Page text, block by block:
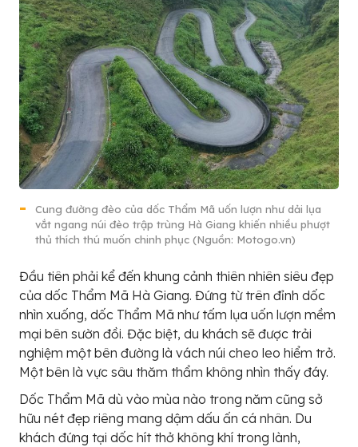
Cung đường đèo của dốc Thẩm Mã uốn lượn như dải lụa
vắt ngang núi đèo trập trùng Hà Giang khiến nhiều phượt
thủ thích thú muốn chinh phục (Nguồn: Motogo.vn)
Đầu tiên phải kể đến khung cảnh thiên nhiên siêu đẹp
của dốc Thẩm Mã Hà Giang. Đứng từ trên đỉnh dốc
nhìn xuống, dốc Thẩm Mã như tấm lụa uốn lượn mềm
mại bên sườn đồi. Đặc biệt, du khách sẽ được trải
nghiệm một bên đường là vách núi cheo leo hiểm trở.
Một bên là vực sâu thăm thẩm không nhìn thấy đáy.
Dốc Thẩm Mã dù vào mùa nào trong năm cũng sở
hữu nét đẹp riêng mang dậm dấu ấn cá nhân. Du
khách đứng tại dốc hít thở không khí trong lành,